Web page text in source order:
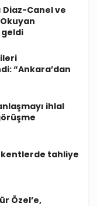
Diaz-Canel ve
geldi
“Ankara’dan
ihlal
tahliye
Özel’e,